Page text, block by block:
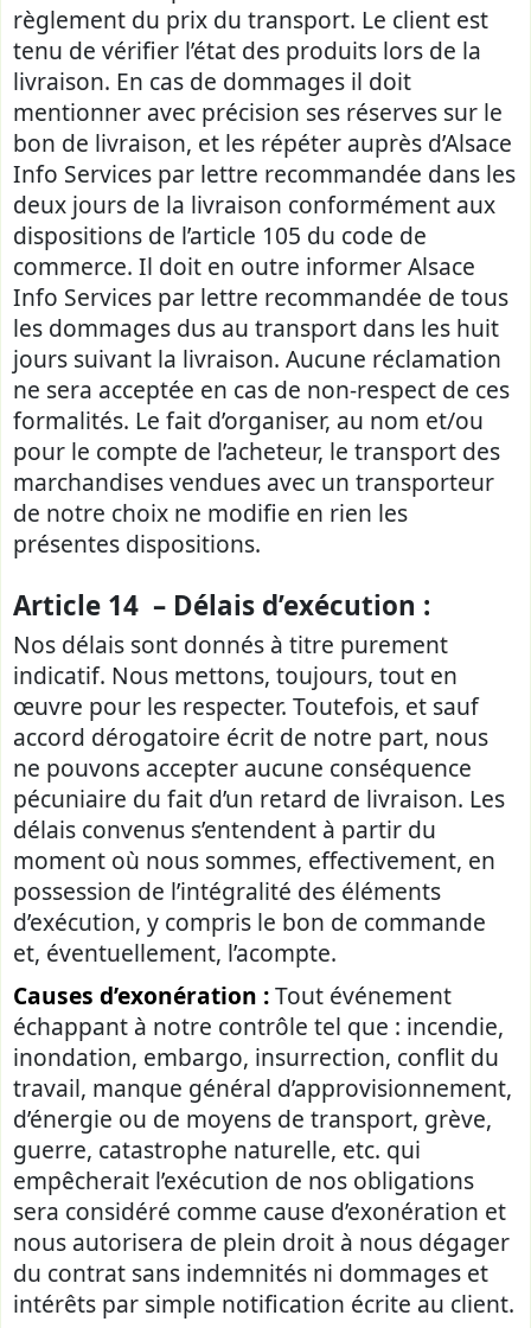
règlement du prix du transport. Le client est
tenu de vérifier l’état des produits lors de la
livraison. En cas de dommages il doit
mentionner avec précision ses réserves sur le
bon de livraison, et les répéter auprès d’Alsace
Info Services par lettre recommandée dans les
deux jours de la livraison conformément aux
dispositions de l’article 105 du code de
commerce. Il doit en outre informer Alsace
Info Services par lettre recommandée de tous
les dommages dus au transport dans les huit
jours suivant la livraison. Aucune réclamation
ne sera acceptée en cas de non-respect de ces
formalités. Le fait d’organiser, au nom et/ou
pour le compte de l’acheteur, le transport des
marchandises vendues avec un transporteur
de notre choix ne modifie en rien les
présentes dispositions.
Article 14 – Délais d’exécution :
Nos délais sont donnés à titre purement
indicatif. Nous mettons, toujours, tout en
œuvre pour les respecter. Toutefois, et sauf
accord dérogatoire écrit de notre part, nous
ne pouvons accepter aucune conséquence
pécuniaire du fait d’un retard de livraison. Les
délais convenus s’entendent à partir du
moment où nous sommes, effectivement, en
possession de l’intégralité des éléments
d’exécution, y compris le bon de commande
et, éventuellement, l’acompte.
Causes d’exonération :Tout événement
échappant à notre contrôle tel que : incendie,
inondation, embargo, insurrection, conflit du
travail, manque général d’approvisionnement,
d’énergie ou de moyens de transport, grève,
guerre, catastrophe naturelle, etc. qui
empêcherait l’exécution de nos obligations
sera considéré comme cause d’exonération et
nous autorisera de plein droit à nous dégager
du contrat sans indemnités ni dommages et
intérêts par simple notification écrite au client.